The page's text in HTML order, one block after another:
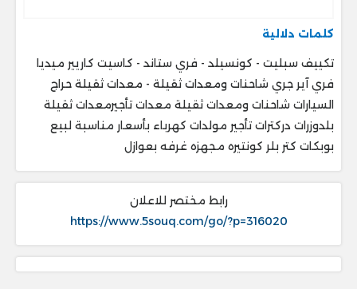
كلمات دلالية
تكييف سبليت - كونسيلد - فري ستاند - كاسيت كاريير ميديا
فري آير جري شاحنات ومعدات ثقيلة - معدات ثقيلة حراج
السيارات شاحنات ومعدات ثقيلة معدات تأجيرمعدات ثقيلة
بلدوزرات دركترات تأجير مولدات كهرباء بأسعار مناسبة لبيع
بوبكات كتر بلر كونتيره مجهزه غرفه بعوازل
رابط مختصر للاعلان
https://www.5souq.com/go/?p=316020